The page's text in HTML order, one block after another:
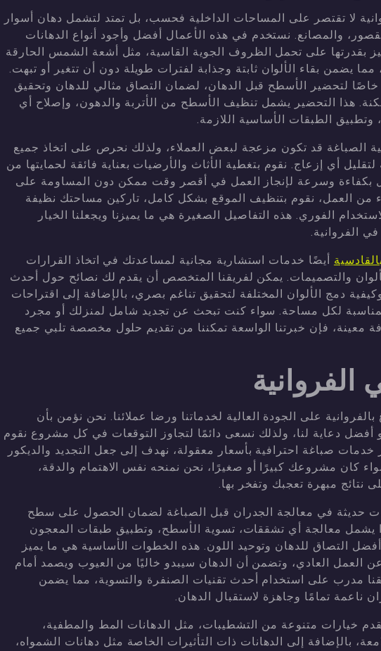
لا تقتصر على المساحات الداخلية فحسب، بل تمتد لتشمل دهان أسوار
والمصانع. نستخدم في هذه الأعمال أفضل وأجود أنواع الدهانات
بقدرتها على تحمل الظروف الجوية القاسية، مثل أشعة الشمس الحارقة
مما يضمن بقاء الألوان ثابتة وجذابة لفترات طويلة دون أن تتغير أو تبهت.
خاصًا لتحضير الأسطح قبل الدهان، لضمان التصاق مثالي للدهان وتحقيق
هذا التحضير يشمل تنظيف الأسطح من الأتربة والدهون، وإصلاح أي
الطبقات الأساسية اللازمة.
الصباغة قد تكون مزعجة لبعض العملاء، ولذلك نحرص على اتخاذ جميع
لتقليل أي إزعاج. نقوم بتغطية الأثاث والأرضيات بعناية فائقة لحمايتها من
بكفاءة وسرعة لإنجاز العمل في أقصر وقت ممكن دون المساومة على
من العمل، نقوم بتنظيف الموقع بشكل كامل، تاركين مساحتك نظيفة
الفوري. هذه التفاصيل الصغيرة هي ما يميزنا ويجعلنا الخيار
الفروانية.
أيضًا خدمات استشارية مجانية لمساعدتك في اتخاذ القرارات
والتصميمات. يمكن لفريقنا المتخصص أن يقدم لك نصائح حول أحدث
دمج الألوان المختلفة لتحقيق تناغم بصري، بالإضافة إلى اقتراحات
المناسبة لكل مساحة. سواء كنت تبحث عن تجديد شامل لمنزلك أو مجرد
معينة، فإن خبرتنا الواسعة تمكننا من تقديم حلول مخصصة تلبي جميع
على الجودة العالية لخدماتنا ورضا عملائنا. نحن نؤمن بأن
أفضل دعاية لنا، ولذلك نسعى دائمًا لتجاوز التوقعات في كل مشروع نقوم
خدمات صباغة احترافية بأسعار معقولة، نهدف إلى جعل التجديد والديكور
كان مشروعك كبيرًا أو صغيرًا، نحن نمنحه نفس الاهتمام والدقة،
مبهرة تعجبك وتفخر بها.
حديثة في معالجة الجدران قبل الصباغة لضمان الحصول على سطح
يشمل معالجة أي تشققات، تسوية الأسطح، وتطبيق طبقات المعجون
التصاق للدهان وتوحيد اللون. هذه الخطوات الأساسية هي ما يميز
العمل العادي، وتضمن أن الدهان سيبدو خاليًا من العيوب ويصمد أمام
مدرب على استخدام أحدث تقنيات الصنفرة والتسوية، مما يضمن
ناعمة تمامًا وجاهزة لاستقبال الدهان.
خيارات متنوعة من التشطيبات، مثل الدهانات المط والمطفية،
بالإضافة إلى الدهانات ذات التأثيرات الخاصة مثل دهانات الشمواه،